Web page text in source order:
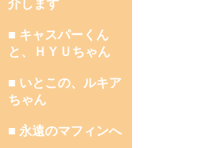
介します
■ キャスパーくん
と、ＨＹＵちゃん
■ いとこの、ルキア
ちゃん
■ 永遠のマフィンへ